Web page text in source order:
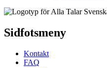
Sidfotsmeny
Kontakt
FAQ